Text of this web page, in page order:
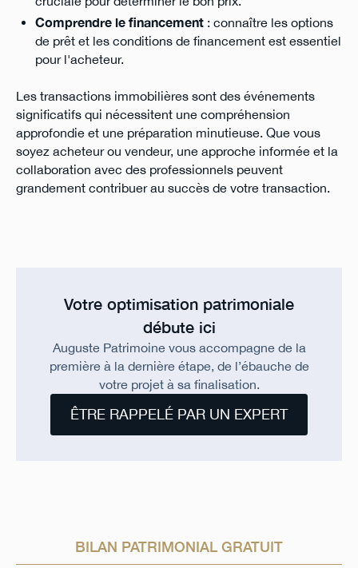
Comprendre le financement: connaître les options
de prêt et les conditions de financement est essentiel
pour l'acheteur.
Les transactions immobilières sont des événements
significatifs qui nécessitent une compréhension
approfondie et une préparation minutieuse. Que vous
soyez acheteur ou vendeur, une approche informée et la
collaboration avec des professionnels peuvent
grandement contribuer au succès de votre transaction.
Votre optimisation patrimoniale
débute ici
Auguste Patrimoine vous accompagne de la
première à la dernière étape, de l’ébauche de
votre projet à sa finalisation.
ÊTRE RAPPELÉ PAR UN EXPERT
BILAN PATRIMONIAL GRATUIT